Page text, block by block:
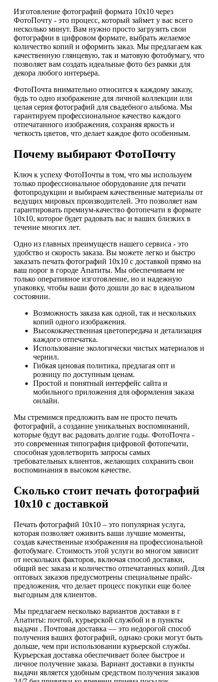
Изготовление фотографий формата 10х10 через
ФотоПочту - это процесс, который займет у вас всего
несколько минут. Вам нужно просто загрузить свои
фотографии в цифровом формате, выбрать желаемое
количество копий и оформить заказ. Мы предлагаем как
качественную глянцевую, так и матовую фотобумагу, что
позволяет вам создать идеальные фото без рамки для
декора любого интерьера.
ФотоПочта внимательно относится к каждому заказу,
будь то одно изображение для личной коллекции или
целая серия фотографий для свадебного альбома. Мы
гарантируем профессиональное качество каждого
отпечатанного изображения, сохраняя яркость и
четкость цветов, что делает каждое фото особенным.
Почему выбирают ФотоПочту
Ключ к успеху ФотоПочты в том, что мы используем
только профессиональное оборудование для печати
фотопродукции и выбираем качественные материалы от
ведущих мировых производителей. Это позволяет нам
гарантировать премиум-качество фотопечати в формате
10х10, которое будет радовать вас и ваших близких в
течение многих лет.
Одно из главных преимуществ нашего сервиса - это
удобство и скорость заказа. Вы можете легко и быстро
заказать печать фотографий 10х10 с доставкой прямо на
ваш порог в городе Апатиты. Мы обеспечиваем не
только оперативное изготовление, но и надежную
упаковку, чтобы ваши фото дошли до вас в идеальном
состоянии.
Возможность заказа как одной, так и нескольких
копий одного изображения.
Высококачественная цветопередача и детализация
каждого отпечатка.
Использование экологически чистых материалов и
чернил.
Гибкая ценовая политика, предлагая опт и
розницу по доступным ценам.
Простой и понятный интерфейс сайта и
мобильного приложения для оформления заказа
онлайн.
Мы стремимся предложить вам не просто печать
фотографий, а создание уникальных воспоминаний,
которые будут вас радовать долгие годы. ФотоПочта -
это современная типография цифровой фотопечати,
способная удовлетворить запросы самых
требовательных клиентов, желающих сохранить свои
воспоминания в высоком качестве.
Сколько стоит печать фотографий
10х10 с доставкой
Печать фотографий 10х10 – это популярная услуга,
которая позволяет оживить ваши лучшие моменты,
создав качественные изображения на профессиональной
фотобумаге. Стоимость этой услуги во многом зависит
от нескольких факторов, включая способ доставки,
общий вес заказа и количество отпечатанных копий. Для
оптовых заказов предусмотрены специальные прайс-
предложения, что делает процесс покупки еще более
выгодным для клиентов.
Мы предлагаем несколько вариантов доставки в г
Апатиты: почтой, курьерской службой и в пункты
выдачи . Почтовая доставка — это недорогой способ
получения ваших фотографий, однако сроки могут быть
дольше, чем при использовании курьерской службы.
Курьерская доставка обеспечивает более быстрое и
личное получение заказа. Вариант доставки в пункты
выдачи является удобным средством получения заказов